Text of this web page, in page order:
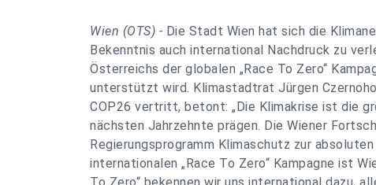
Wien (OTS) - Die Stadt Wien hat sich die
Bekenntnis auch international Nachdruck zu
Österreichs der globalen „Race To Zero“
unterstützt wird. Klimastadtrat Jürgen
COP26 vertritt, betont: „Die Klimakrise ist die
nächsten Jahrzehnte prägen. Die Wiener
Regierungsprogramm Klimaschutz zur
internationalen „Race To Zero“ Kampagne ist